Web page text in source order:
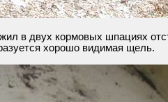
в двух кормовых шпациях
хорошо видимая щель.